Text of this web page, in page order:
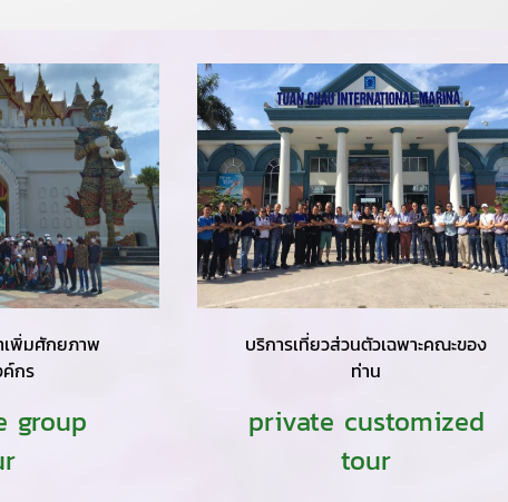
พิ่มศักยภาพ
กร
group
บริการเที่ยวส่วนตัวเฉพาะคณะของ
ท่าน
private customized
tour